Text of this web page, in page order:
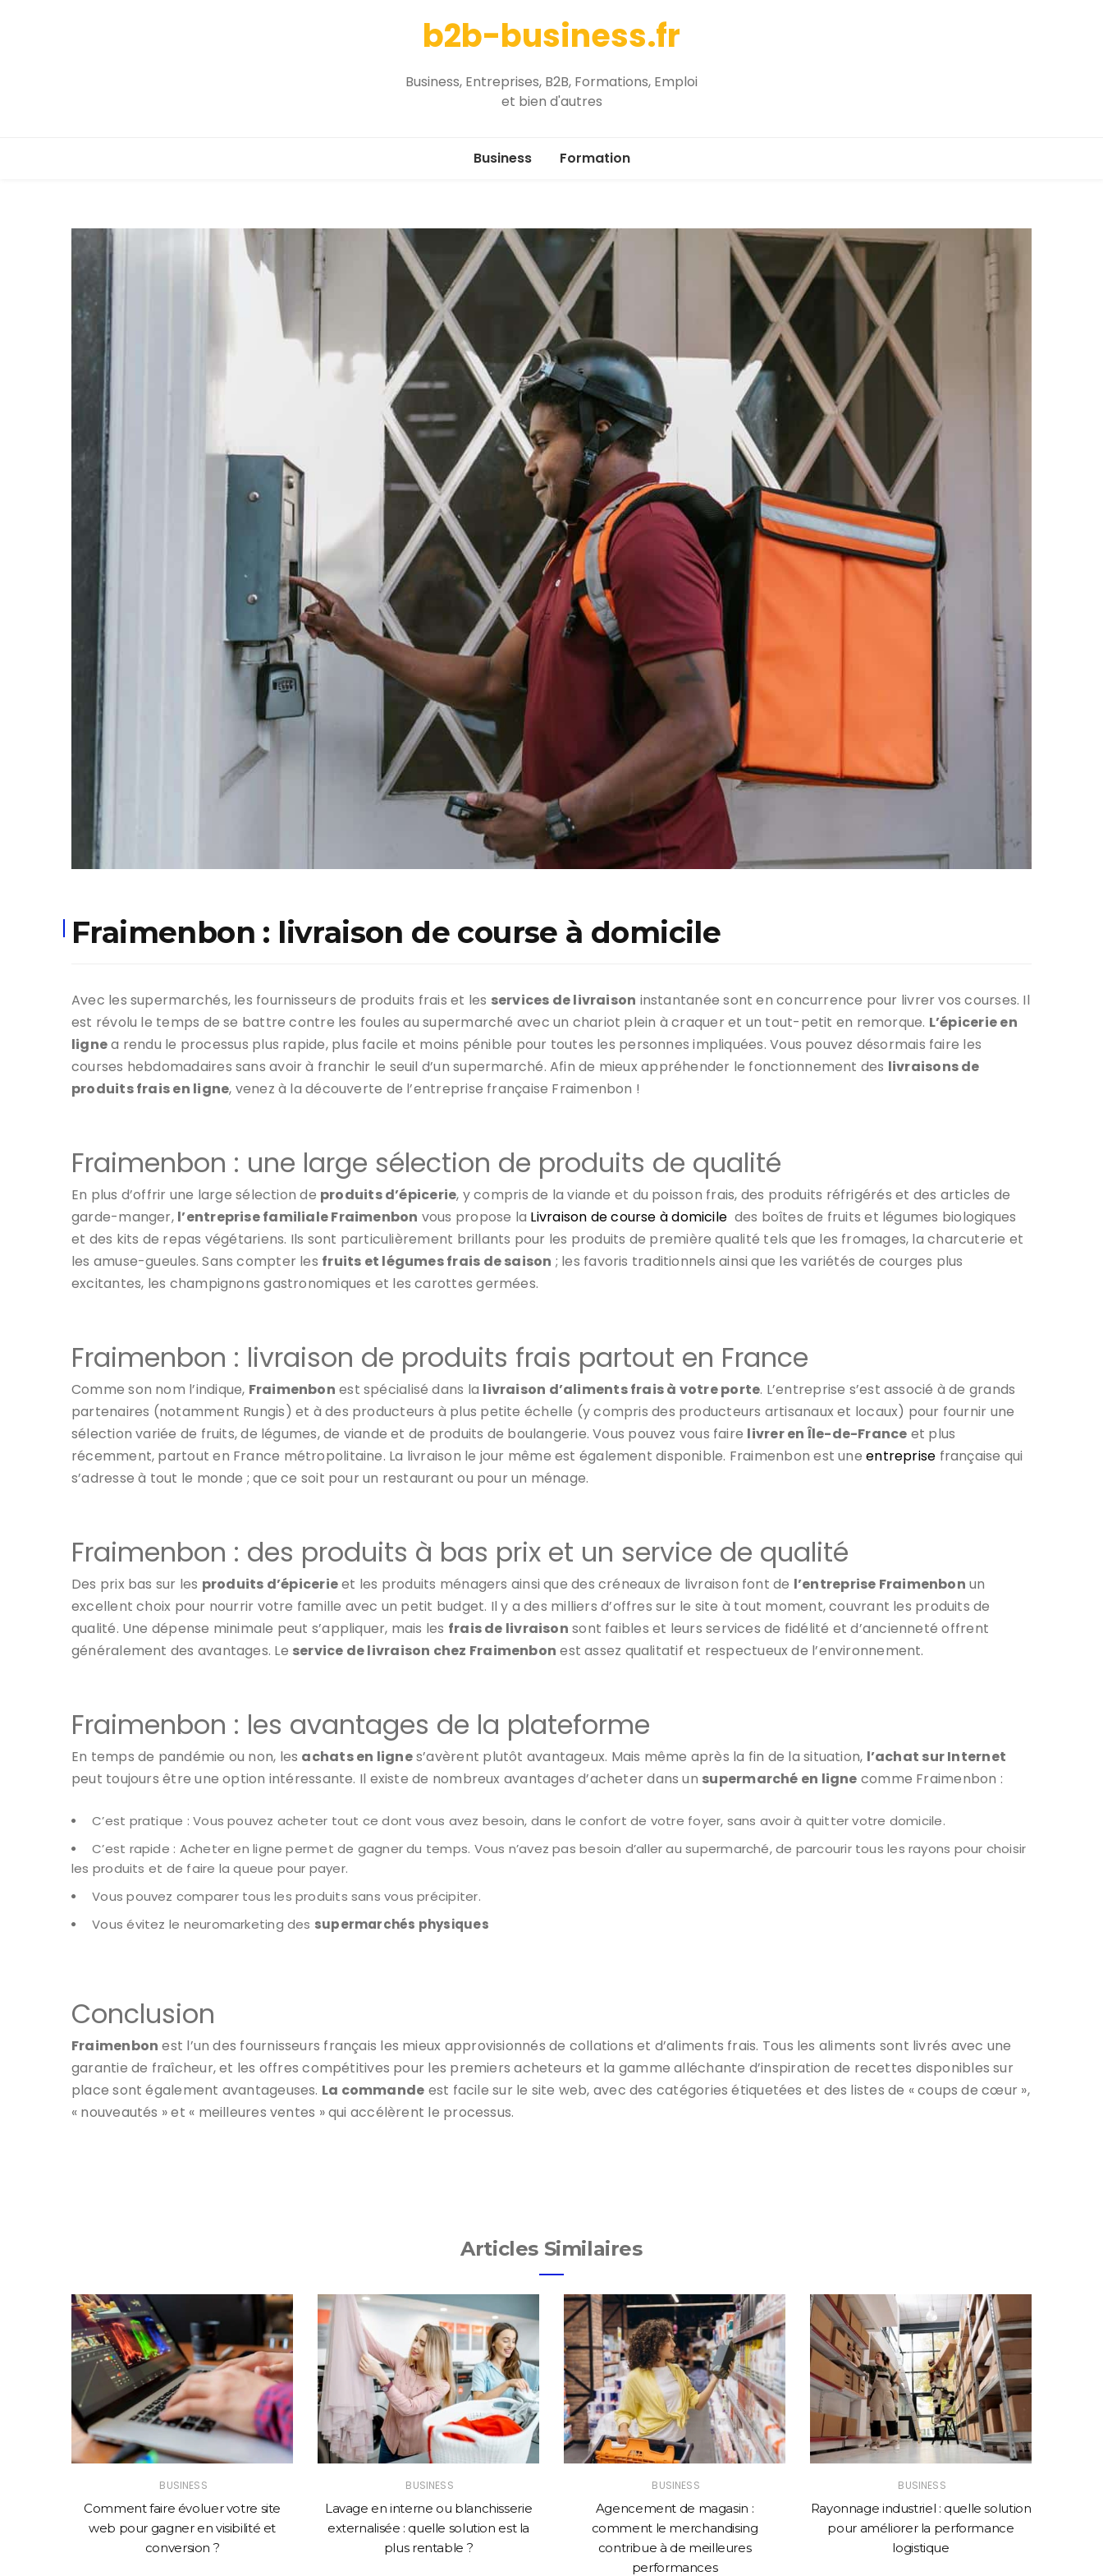
b2b-business.fr
Business, Entreprises, B2B, Formations, Emploi
et bien d'autres
Business Formation
Fraimenbon : livraison de course à domicile
Avec les supermarchés, les fournisseurs de produits frais et les services de livraison instantanée sont en concurrence pour livrer vos courses. Il
est révolu le temps de se battre contre les foules au supermarché avec un chariot plein à craquer et un tout-petit en remorque. L’épicerie en
lignea rendu le processus plus rapide, plus facile et moins pénible pour toutes les personnes impliquées. Vous pouvez désormais faire les
courses hebdomadaires sans avoir à franchir le seuil d’un supermarché. Afin de mieux appréhender le fonctionnement des livraisons de
produits frais en ligne, venez à la découverte de l’entreprise française Fraimenbon !
Fraimenbon : une large sélection de produits de qualité
En plus d’offrir une large sélection de produits d’épicerie, y compris de la viande et du poisson frais, des produits réfrigérés et des articles de
garde-manger, l’entreprise familiale Fraimenbon vous propose la Livraison de course à domicile des boîtes de fruits et légumes biologiques
et des kits de repas végétariens. Ils sont particulièrement brillants pour les produits de première qualité tels que les fromages, la charcuterie et
les amuse-gueules. Sans compter les fruits et légumes frais de saison ; les favoris traditionnels ainsi que les variétés de courges plus
excitantes, les champignons gastronomiques et les carottes germées.
Fraimenbon : livraison de produits frais partout en France
Comme son nom l’indique, Fraimenbon est spécialisé dans la livraison d’aliments frais à votre porte. L’entreprise s’est associé à de grands
partenaires (notamment Rungis) et à des producteurs à plus petite échelle (y compris des producteurs artisanaux et locaux) pour fournir une
sélection variée de fruits, de légumes, de viande et de produits de boulangerie. Vous pouvez vous faire livrer en Île-de-France et plus
récemment, partout en France métropolitaine. La livraison le jour même est également disponible. Fraimenbon est uneentreprise française qui
s’adresse à tout le monde ; que ce soit pour un restaurant ou pour un ménage.
Fraimenbon : des produits à bas prix et un service de qualité
Des prix bas sur les produits d’épicerieet les produits ménagers ainsi que des créneaux de livraison font de l’entreprise Fraimenbon un
excellent choix pour nourrir votre famille avec un petit budget. Il y a des milliers d’offres sur le site à tout moment, couvrant les produits de
qualité. Une dépense minimale peut s’appliquer, mais les frais de livraison sont faibles et leurs services de fidélité et d’ancienneté offrent
généralement des avantages. Le service de livraison chez Fraimenbon est assez qualitatif et respectueux de l’environnement.
Fraimenbon : les avantages de la plateforme
En temps de pandémie ou non, les achats en lignes’avèrent plutôt avantageux. Mais même après la fin de la situation, l’achat sur Internet
peut toujours être une option intéressante. Il existe de nombreux avantages d’acheter dans un supermarché en ligne comme Fraimenbon :
C’est pratique : Vous pouvez acheter tout ce dont vous avez besoin, dans le confort de votre foyer, sans avoir à quitter votre domicile.
C’est rapide : Acheter en ligne permet de gagner du temps. Vous n’avez pas besoin d’aller au supermarché, de parcourir tous les rayons pour choisir
les produits et de faire la queue pour payer.
Vous pouvez comparer tous les produits sans vous précipiter.
Vous évitez le neuromarketing des supermarchés physiques
Conclusion
Fraimenbon est l’un des fournisseurs français les mieux approvisionnés de collations et d’aliments frais. Tous les aliments sont livrés avec une
garantie de fraîcheur, et les offres compétitives pour les premiers acheteurs et la gamme alléchante d’inspiration de recettes disponibles sur
place sont également avantageuses. La commande est facile sur le site web, avec des catégories étiquetées et des listes de « coups de cœur »,
« nouveautés » et « meilleures ventes » qui accélèrent le processus.
Articles Similaires
BUSINESS
Comment faire évoluer votre site
web pour gagner en visibilité et
conversion ?
BUSINESS
Lavage en interne ou blanchisserie
externalisée : quelle solution est la
plus rentable ?
BUSINESS
Agencement de magasin :
comment le merchandising
contribue à de meilleures
performances
BUSINESS
Rayonnage industriel : quelle solution
pour améliorer la performance
logistique